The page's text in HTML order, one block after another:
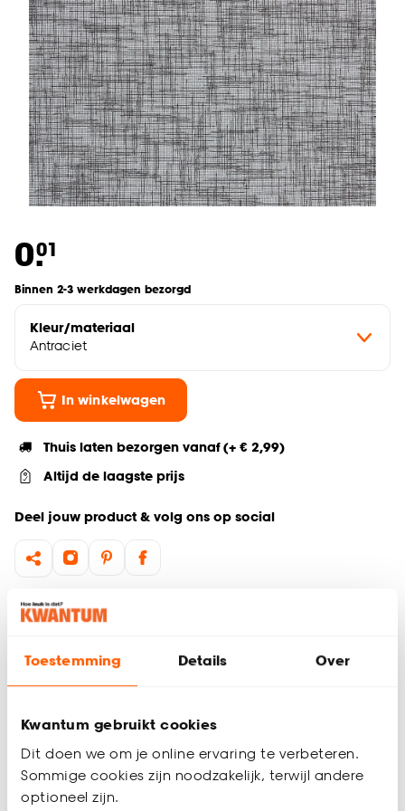
Toestemming Details Over
Kwantum gebruikt cookies
Dit doen we om je online ervaring te verbeteren.
Sommige cookies zijn noodzakelijk, terwijl andere
optioneel zijn.
0.01
Binnen 2-3 werkdagen bezorgd
Kleur/materiaal
Antraciet
In winkelwagen
Thuis laten bezorgen vanaf (+ € 2,99)
Altijd de laagste prijs
Deel jouw product & volg ons op social
Hulp nodig? Wij regelen het voor je!
Wil je zeker weten dat deze gordijnstof bij de rest van jouw
en bekijk of vergelijk eenvoudig welke gordijnstof jouw
favoriet is. Zo ben je 100% zeker van de juiste keuze. De
kleurstalen worden binnen 2 à 3 werkdagen thuisbezorgd en